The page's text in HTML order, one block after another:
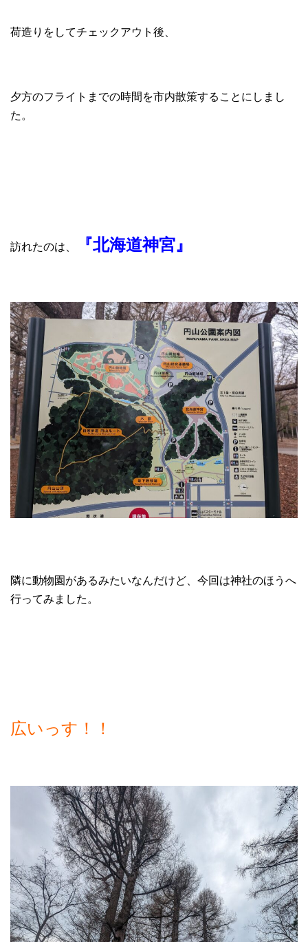
荷造りをしてチェックアウト後、
夕方のフライトまでの時間を市内散策することにしまし
た。
訪れたのは、 『北海道神宮』
隣に動物園があるみたいなんだけど、今回は神社のほうへ
行ってみました。
広いっす！！